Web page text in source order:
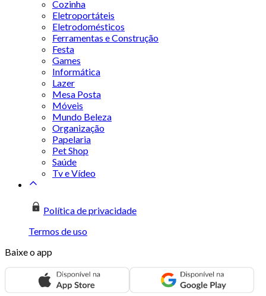
Cozinha
Eletroportáteis
Eletrodomésticos
Ferramentas e Construção
Festa
Games
Informática
Lazer
Mesa Posta
Móveis
Mundo Beleza
Organização
Papelaria
Pet Shop
Saúde
Tv e Vídeo
Política de privacidade
Termos de uso
Baixe o app